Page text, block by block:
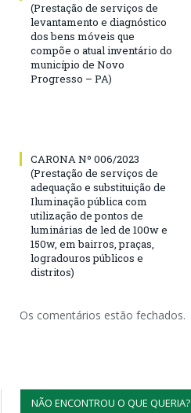
(Prestação de serviços de
levantamento e diagnóstico
dos bens móveis que
compõe o atual inventário do
município de Novo
Progresso – PA)
CARONA Nº 006/2023
(Prestação de serviços de
adequação e substituição de
Iluminação pública com
utilização de pontos de
luminárias de led de 100w e
150w, em bairros, praças,
logradouros públicos e
distritos)
Os comentários estão fechados.
NÃO ENCONTROU O QUE QUERIA?